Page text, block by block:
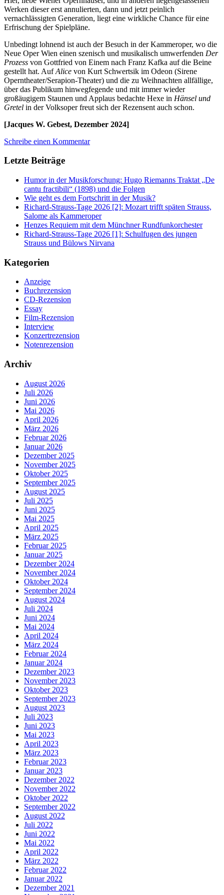
Werken dieser erst annulierten, dann und jetzt peinlich
vernachlässigten Generation, liegt eine wirkliche Chance für eine
Erfrischung der Spielpläne.
Unbedingt lohnend ist auch der Besuch in der Kammeroper, wo die
Neue Oper Wien einen szenisch und musikalisch umwerfenden Der
Prozess von Gottfried von Einem nach Franz Kafka auf die Beine
gestellt hat. AufAlice von Kurt Schwertsik im Odeon (Sirene
Operntheater/Serapion-Theater) und die zu Weihnachten allfällige,
über das Publikum hinwegfegende und mit immer wieder
großäugigem Staunen und Applaus bedachte Hexe in Hänsel und
Gretel in der Volksoper freut sich der Rezensent auch schon.
[Jacques W. Gebest, Dezember 2024]
Schreibe einen Kommentar
Letzte Beiträge
Humor in der Musikforschung: Hugo Riemanns Traktat „De
cantu fractibili“ (1898) und die Folgen
Wie geht es dem Fortschritt in der Musik?
Richard-Strauss-Tage 2026 [2]: Mozart trifft späten Strauss,
Salome als Kammeroper
Henzes Requiem mit dem Münchner Rundfunkorchester
Richard-Strauss-Tage 2026 [1]: Schulfugen des jungen
Strauss und Bülows Nirvana
Kategorien
Anzeige
Buchrezension
CD-Rezension
Essay
Film-Rezension
Interview
Konzertrezension
Notenrezension
Archiv
August 2026
Juli 2026
Juni 2026
Mai 2026
April 2026
März 2026
Februar 2026
Januar 2026
Dezember 2025
November 2025
Oktober 2025
September 2025
August 2025
Juli 2025
Juni 2025
Mai 2025
April 2025
März 2025
Februar 2025
Januar 2025
Dezember 2024
November 2024
Oktober 2024
September 2024
August 2024
Juli 2024
Juni 2024
Mai 2024
April 2024
März 2024
Februar 2024
Januar 2024
Dezember 2023
November 2023
Oktober 2023
September 2023
August 2023
Juli 2023
Juni 2023
Mai 2023
April 2023
März 2023
Februar 2023
Januar 2023
Dezember 2022
November 2022
Oktober 2022
September 2022
August 2022
Juli 2022
Juni 2022
Mai 2022
April 2022
März 2022
Februar 2022
Januar 2022
Dezember 2021